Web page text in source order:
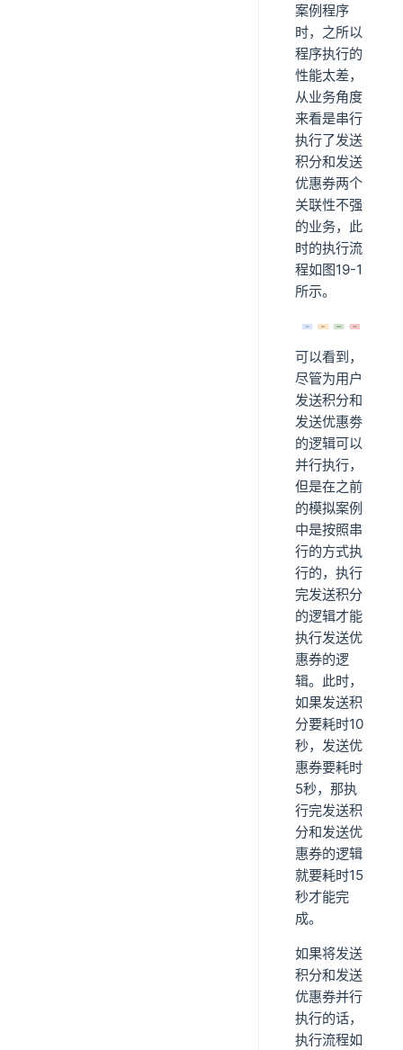
案例程序
时，之所以
程序执行的
性能太差，
从业务角度
来看是串行
执行了发送
积分和发送
优惠券两个
关联性不强
的业务，此
时的执行流
程如图19-1
所示。
可以看到，
尽管为用户
发送积分和
发送优惠劵
的逻辑可以
并行执行，
但是在之前
的模拟案例
中是按照串
行的方式执
行的，执行
完发送积分
的逻辑才能
执行发送优
惠券的逻
辑。此时，
如果发送积
分要耗时10
秒，发送优
惠券要耗时
5秒，那执
行完发送积
分和发送优
惠券的逻辑
就要耗时15
秒才能完
成。
如果将发送
积分和发送
优惠券并行
执行的话，
执行流程如